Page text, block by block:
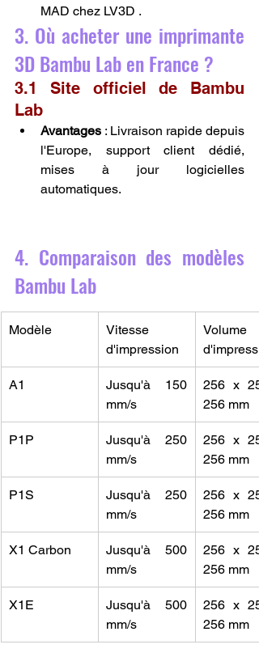
MAD chez LV3D .
3. Où acheter une imprimante
3D Bambu Lab en France ?
3.1 Site officiel de Bambu
Lab
Avantages : Livraison rapide depuis
l'Europe, support client dédié,
mises à jour logicielles
automatiques.
4. Comparaison des modèles
Bambu Lab
Modèle
Vitesse
d'impression
Volume
A1
Jusqu'à 150
mm/s
256 x
256 mm
P1P
Jusqu'à 250
mm/s
256 x
256 mm
P1S
Jusqu'à 250
mm/s
256 x
256 mm
X1 Carbon
Jusqu'à 500
mm/s
256 x
256 mm
X1E
Jusqu'à 500
mm/s
256 x
256 mm